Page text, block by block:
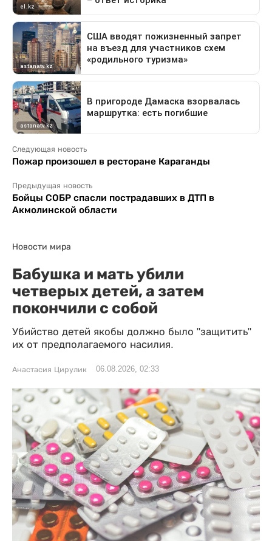
Следующая новость
Пожар произошел в ресторане Караганды
Предыдущая новость
Бойцы СОБР спасли пострадавших в ДТП в
Акмолинской области
Новости мира
Бабушка и мать убили
четверых детей, а затем
покончили с собой
Убийство детей якобы должно было "защитить"
их от предполагаемого насилия.
Анастасия Цирулик 06.08.2026, 02:33